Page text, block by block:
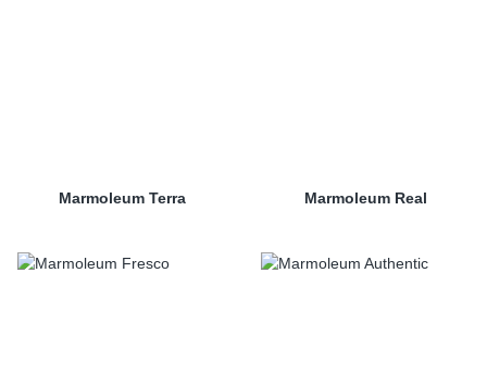
Marmoleum Terra Marmoleum Real